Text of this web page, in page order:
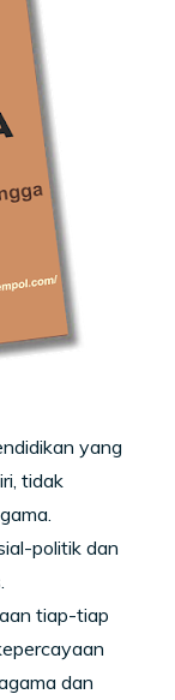
yang
tidak
politik dan
tiap-tiap
dan